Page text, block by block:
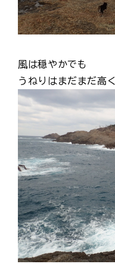
風は穏やかでも
うねりはまだまだ高く